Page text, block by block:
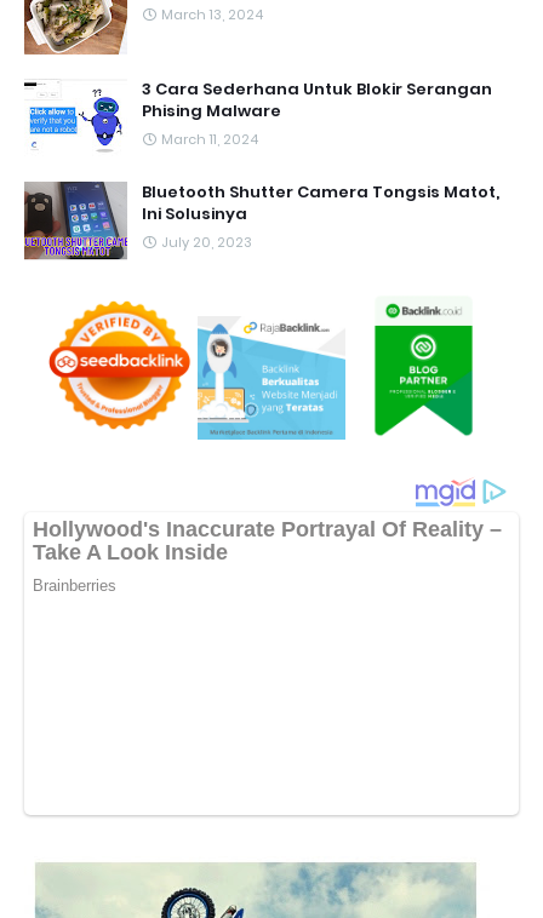
March 13, 2024
3 Cara Sederhana Untuk Blokir Serangan
Phising Malware
March 11, 2024
Bluetooth Shutter Camera Tongsis Matot,
Ini Solusinya
July 20, 2023